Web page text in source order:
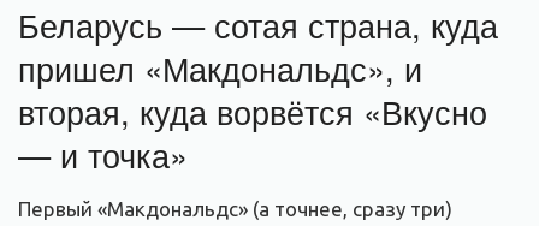
Беларусь — сотая страна, куда
пришел «Макдональдс», и
вторая, куда ворвётся «Вкусно
— и точка»
Первый «Макдональдс» (а точнее, сразу три)